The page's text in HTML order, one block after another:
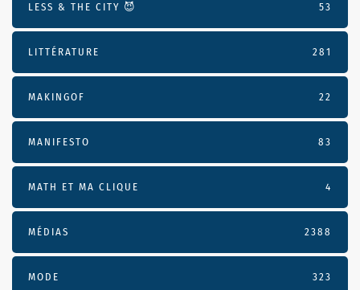
LESS & THE CITY 😈 53
LITTÉRATURE 281
MAKINGOF 22
MANIFESTO 83
MATH ET MA CLIQUE 4
MÉDIAS 2388
MODE 323